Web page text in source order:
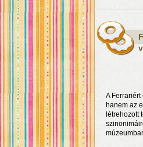
A
hanem az
létrehozott